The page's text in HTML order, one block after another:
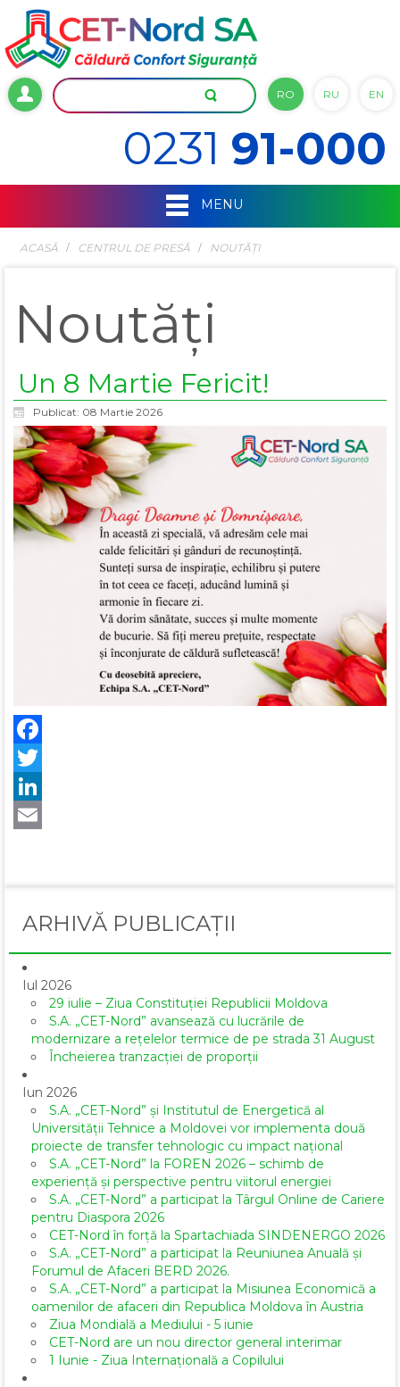
RO RU EN
0231 91-000
MENU
ACASĂ СENTRUL DE PRESĂ NOUTĂȚI
Noutăți
Un 8 Martie Fericit!
Publicat: 08 Martie 2026
ARHIVĂ PUBLICAȚII
Iul 2026
29 iulie – Ziua Constituției Republicii Moldova
S.A. „CET-Nord” avansează cu lucrările de
modernizare a rețelelor termice de pe strada 31 August
Încheierea tranzacției de proporții
Iun 2026
S.A. „CET-Nord” și Institutul de Energetică al
Universității Tehnice a Moldovei vor implementa două
proiecte de transfer tehnologic cu impact național
S.A. „CET-Nord” la FOREN 2026 – schimb de
experiență și perspective pentru viitorul energiei
S.A. „CET-Nord” a participat la Târgul Online de Cariere
pentru Diaspora 2026
CET-Nord în forță la Spartachiada SINDENERGO 2026
S.A. „CET-Nord” a participat la Reuniunea Anuală și
Forumul de Afaceri BERD 2026.
S.A. „CET-Nord” a participat la Misiunea Economică a
oamenilor de afaceri din Republica Moldova în Austria
Ziua Mondială a Mediului - 5 iunie
CET-Nord are un nou director general interimar
1 Iunie - Ziua Internațională a Copilului